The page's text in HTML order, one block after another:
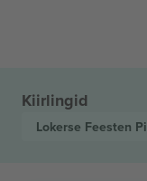
Kiirlingid
Lokerse Feesten